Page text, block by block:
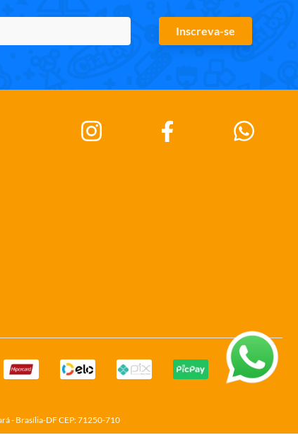
Inscreva-se
- Brasília-DF CEP: 71250-710